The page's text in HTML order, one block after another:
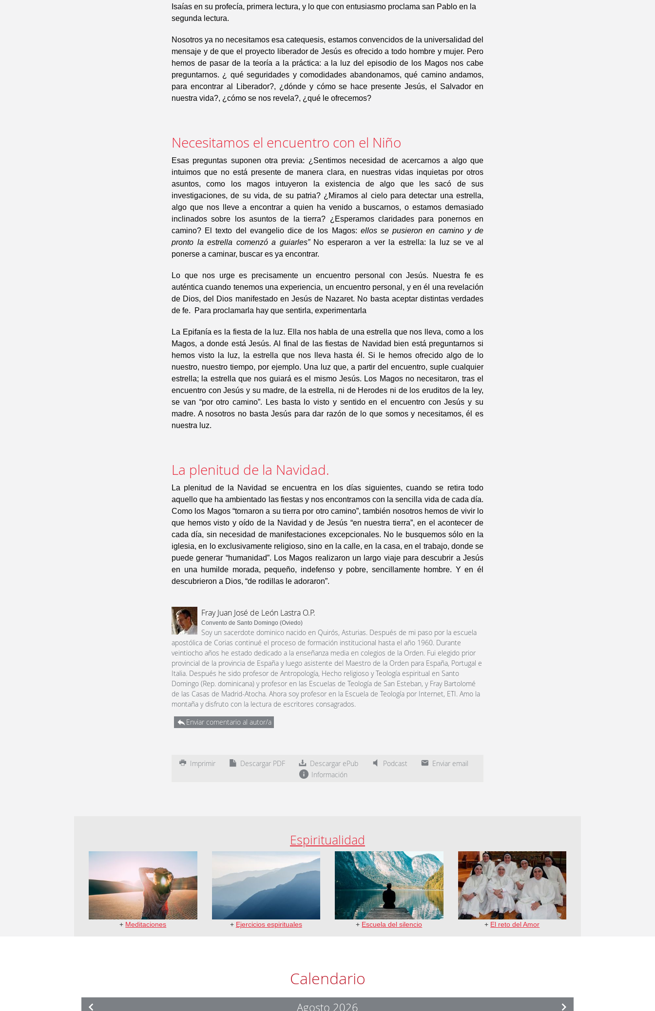
Isaías en su profecía, primera lectura, y lo que con entusiasmo proclama san Pablo en la
segunda lectura.
Nosotros ya no necesitamos esa catequesis, estamos convencidos de la universalidad del
mensaje y de que el proyecto liberador de Jesús es ofrecido a todo hombre y mujer. Pero
hemos de pasar de la teoría a la práctica: a la luz del episodio de los Magos nos cabe
preguntarnos. ¿ qué seguridades y comodidades abandonamos, qué camino andamos,
para encontrar al Liberador?, ¿dónde y cómo se hace presente Jesús, el Salvador en
nuestra vida?, ¿cómo se nos revela?, ¿qué le ofrecemos?
Necesitamos el encuentro con el Niño
Esas preguntas suponen otra previa: ¿Sentimos necesidad de acercarnos a algo que
intuimos que no está presente de manera clara, en nuestras vidas inquietas por otros
asuntos, como los magos intuyeron la existencia de algo que les sacó de sus
investigaciones, de su vida, de su patria? ¿Miramos al cielo para detectar una estrella,
algo que nos lleve a encontrar a quien ha venido a buscarnos, o estamos demasiado
inclinados sobre los asuntos de la tierra? ¿Esperamos claridades para ponernos en
camino? El texto del evangelio dice de los Magos: ellos se pusieron en camino y de
pronto la estrella comenzó a guiarles” No esperaron a ver la estrella: la luz se ve al
ponerse a caminar, buscar es ya encontrar.
Lo que nos urge es precisamente un encuentro personal con Jesús. Nuestra fe es
auténtica cuando tenemos una experiencia, un encuentro personal, y en él una revelación
de Dios, del Dios manifestado en Jesús de Nazaret. No basta aceptar distintas verdades
de fe. Para proclamarla hay que sentirla, experimentarla
La Epifanía es la fiesta de la luz. Ella nos habla de una estrella que nos lleva, como a los
Magos, a donde está Jesús. Al final de las fiestas de Navidad bien está preguntarnos si
hemos visto la luz, la estrella que nos lleva hasta él. Si le hemos ofrecido algo de lo
nuestro, nuestro tiempo, por ejemplo. Una luz que, a partir del encuentro, suple cualquier
estrella; la estrella que nos guiará es el mismo Jesús. Los Magos no necesitaron, tras el
encuentro con Jesús y su madre, de la estrella, ni de Herodes ni de los eruditos de la ley,
se van “por otro camino”. Les basta lo visto y sentido en el encuentro con Jesús y su
madre. A nosotros no basta Jesús para dar razón de lo que somos y necesitamos, él es
nuestra luz.
La plenitud de la Navidad.
La plenitud de la Navidad se encuentra en los días siguientes, cuando se retira todo
aquello que ha ambientado las fiestas y nos encontramos con la sencilla vida de cada día.
Como los Magos “tornaron a su tierra por otro camino”, también nosotros hemos de vivir lo
que hemos visto y oído de la Navidad y de Jesús “en nuestra tierra”, en el acontecer de
cada día, sin necesidad de manifestaciones excepcionales. No le busquemos sólo en la
iglesia, en lo exclusivamente religioso, sino en la calle, en la casa, en el trabajo, donde se
puede generar “humanidad”. Los Magos realizaron un largo viaje para descubrir a Jesús
en una humilde morada, pequeño, indefenso y pobre, sencillamente hombre. Y en él
descubrieron a Dios, “de rodillas le adoraron”.
Fray Juan José de León Lastra O.P.
Convento de Santo Domingo (Oviedo)
Soy un sacerdote dominico nacido en Quirós, Asturias. Después de mi paso por la escuela
apostólica de Corias continué el proceso de formación institucional hasta el año 1960. Durante
veintiocho años he estado dedicado a la enseñanza media en colegios de la Orden. Fui elegido prior
provincial de la provincia de España y luego asistente del Maestro de la Orden para España, Portugal e
Italia. Después he sido profesor de Antropología, Hecho religioso y Teología espiritual en Santo
Domingo (Rep. dominicana) y profesor en las Escuelas de Teología de San Esteban, y Fray Bartolomé
de las Casas de Madrid-Atocha. Ahora soy profesor en la Escuela de Teología por Internet, ETI. Amo la
montaña y disfruto con la lectura de escritores consagrados.
Enviar comentario al autor/a
Imprimir Descargar PDF Descargar ePub Podcast
Enviar email
Información
Espiritualidad
+ Meditaciones + Ejercicios espirituales + Escuela del silencio + El reto del Amor
Calendario
Agosto 2026